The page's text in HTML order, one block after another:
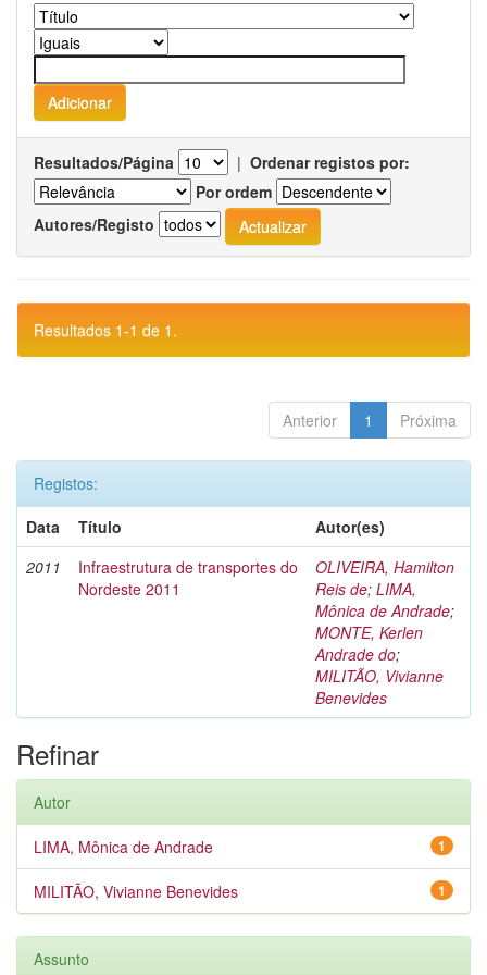
Resultados/Página | Ordenar registos por:
Por ordem
Autores/Registo
Resultados 1-1 de 1.
Anterior 1 Próxima
Registos:
Data
Título
Autor(es)
2011
Infraestrutura de transportes do
Nordeste 2011
OLIVEIRA, Hamilton
Reis de; LIMA,
Mônica de Andrade;
MONTE, Kerlen
Andrade do;
MILITÃO, Vivianne
Benevides
Refinar
Autor
1
LIMA, Mônica de Andrade
1
MILITÃO, Vivianne Benevides
Assunto